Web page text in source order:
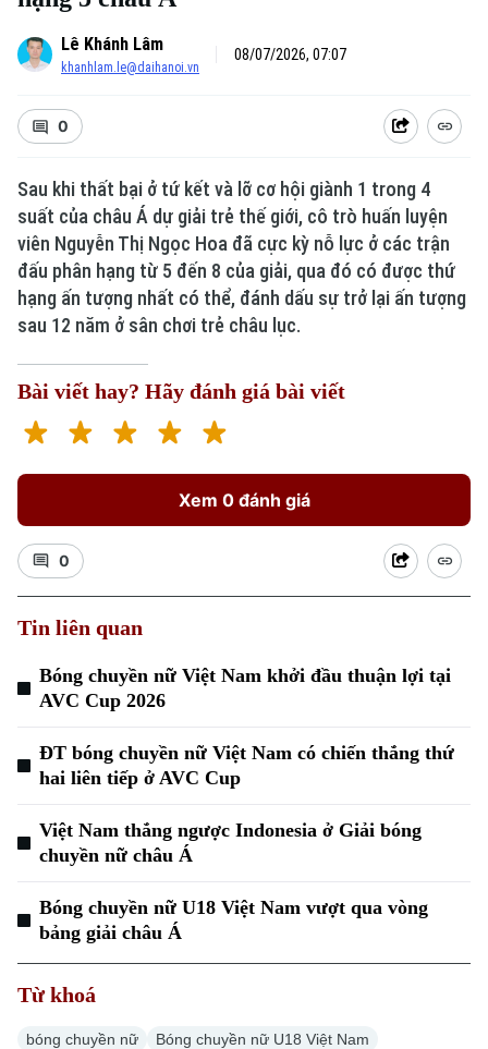
Lê Khánh Lâm
khanhlam.le@daihanoi.vn
08/07/2026, 07:07
0
Sau khi thất bại ở tứ kết và lỡ cơ hội giành 1 trong 4
suất của châu Á dự giải trẻ thế giới, cô trò huấn luyện
viên Nguyễn Thị Ngọc Hoa đã cực kỳ nỗ lực ở các trận
đấu phân hạng từ 5 đến 8 của giải, qua đó có được thứ
hạng ấn tượng nhất có thể, đánh dấu sự trở lại ấn tượng
sau 12 năm ở sân chơi trẻ châu lục.
Bài viết hay? Hãy đánh giá bài viết
Xem 0 đánh giá
0
Tin liên quan
Bóng chuyền nữ Việt Nam khởi đầu thuận lợi tại
AVC Cup 2026
ĐT bóng chuyền nữ Việt Nam có chiến thắng thứ
hai liên tiếp ở AVC Cup
Việt Nam thắng ngược Indonesia ở Giải bóng
chuyền nữ châu Á
Bóng chuyền nữ U18 Việt Nam vượt qua vòng
bảng giải châu Á
Từ khoá
bóng chuyền nữ
Bóng chuyền nữ U18 Việt Nam